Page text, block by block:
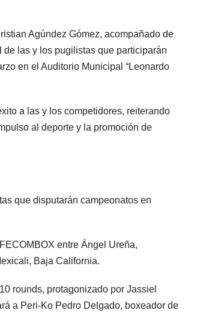
Agúndez Gómez, acompañado de
las y los pugilistas que participarán
en el Auditorio Municipal “Leonardo
a las y los competidores, reiterando
al deporte y la promoción de
que disputarán campeonatos en
entre Ángel Ureña,
Baja California.
rounds, protagonizado por Jassiel
a Peri-Ko Pedro Delgado, boxeador de